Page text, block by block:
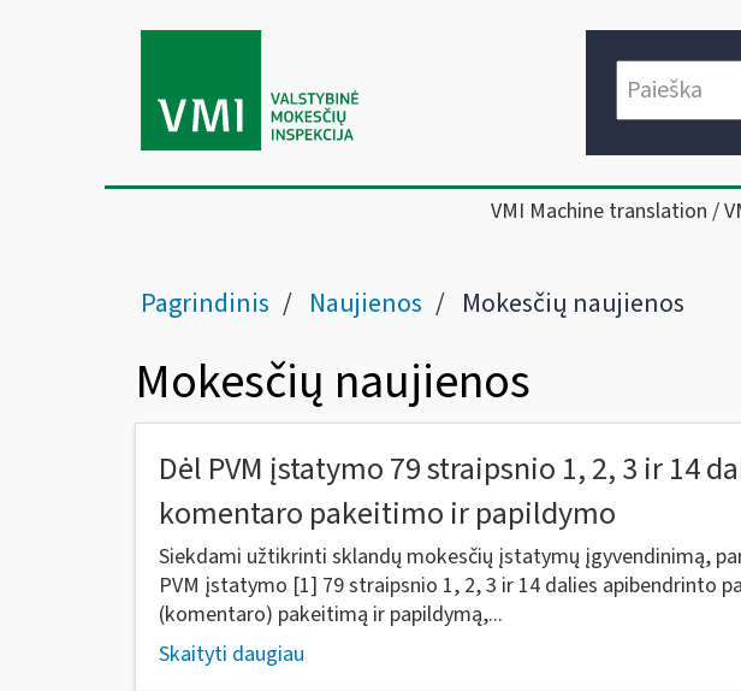
VMI Machine translation /
Pagrindinis Naujienos Mokesčių naujienos
Mokesčių naujienos
Dėl PVM įstatymo 79 straipsnio 1, 2, 3 ir 14
komentaro pakeitimo ir papildymo
Siekdami užtikrinti sklandų mokesčių įstatymų įgyvendinimą,
PVM įstatymo [1] 79 straipsnio 1, 2, 3 ir 14 dalies apibendrinto
(komentaro) pakeitimą ir papildymą,...
Skaityti daugiau